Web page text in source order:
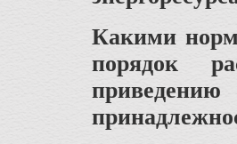
Какими
порядок